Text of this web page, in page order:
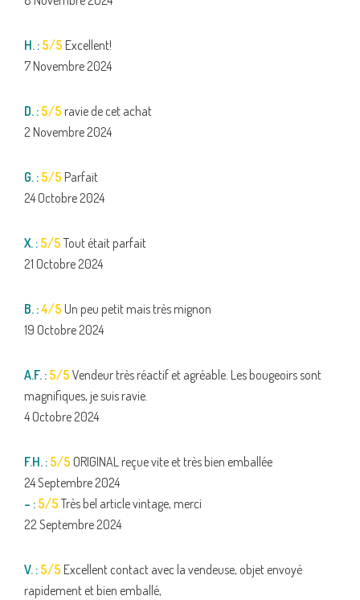
H. : 5/5 Excellent!
7 Novembre 2024
D. : 5/5 ravie de cet achat
2 Novembre 2024
G. : 5/5 Parfait
24 Octobre 2024
X. : 5/5 Tout était parfait
21 Octobre 2024
B. :4/5 Un peu petit mais très mignon
19 Octobre 2024
A.F. : 5/5 Vendeur très réactif et agréable. Les bougeoirs sont
magnifiques, je suis ravie.
4 Octobre 2024
F.H. : 5/5 ORIGINAL reçue vite et très bien emballée
24 Septembre 2024
– : 5/5 Très bel article vintage, merci
22 Septembre 2024
V. : 5/5 Excellent contact avec la vendeuse, objet envoyé
rapidement et bien emballé,